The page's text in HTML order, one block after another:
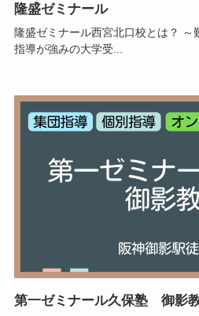
隆盛ゼミナール
隆盛ゼミナール西宮北口校とは？ ～
指導が強みの大学受...
第一ゼミナール久保塾 御影